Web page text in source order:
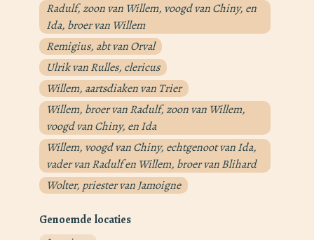
Radulf, zoon van Willem, voogd van Chiny, en
Ida, broer van Willem
Remigius, abt van Orval
Ulrik van Rulles, clericus
Willem, aartsdiaken van Trier
Willem, broer van Radulf, zoon van Willem,
voogd van Chiny, en Ida
Willem, voogd van Chiny, echtgenoot van Ida,
vader van Radulf en Willem, broer van Blihard
Wolter, priester van Jamoigne
Genoemde locaties